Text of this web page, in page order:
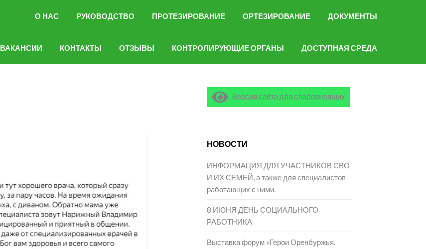
О НАС РУКОВОДСТВО ПРОТЕЗИРОВАНИЕ ОРТЕЗИРОВАНИЕ ДОКУМЕНТЫ
ВАКАНСИИ КОНТАКТЫ ОТЗЫВЫ КОНТРОЛИРУЮЩИЕ ОРГАНЫ ДОСТУПНАЯ СРЕДА
Версия сайта для слабовидящих
НОВОСТИ
ИНФОРМАЦИЯ ДЛЯ УЧАСТНИКОВ СВО
И ИХ СЕМЕЙ, а также для специалистов
работающих с ними.
8 ИЮНЯ ДЕНЬ СОЦИАЛЬНОГО
РАБОТНИКА
Выставка форум «Герои Оренбуржья.